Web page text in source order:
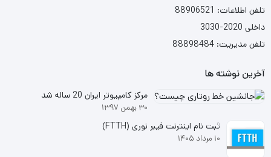
تلفن اطلاعات: 88906521
داخلی 2020-3030
تلفن مدیریت: 88898484
آخرین نوشته ها
مرکز کامپیوتر ایران 20 ساله شد
۳۰ بهمن ۱۳۹۷
ثبت نام اینترنت فیبر نوری (FTTH)
۱۰ مرداد ۱۴۰۵